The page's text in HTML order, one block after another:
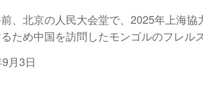
、北京の人民大会堂で、2025年上海
ため中国を訪問したモンゴルのフレル
月3日